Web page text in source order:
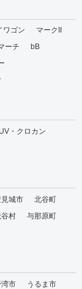
ワゴン
マークII
ーチ
bB
・クロカン
見城市
北谷町
村
与那原町
市
うるま市